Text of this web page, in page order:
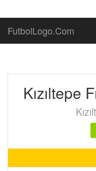
FutbolLogo.Com
Kızıltepe